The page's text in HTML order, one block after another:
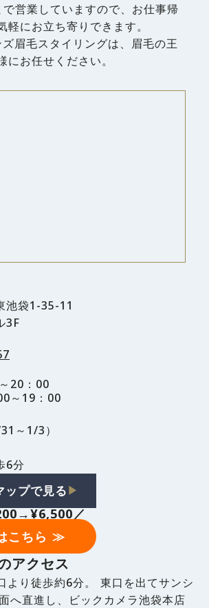
営業していますので、お仕事帰
軽にお立ち寄りできます。
眉毛スタイリングは、眉毛の王
にお任せください。
池袋1-35-11
3F
20：00
～19：00
～1/3）
6分
プで見る ▶︎
／
こちら ≫
アクセス
より徒歩約6分。 東口を出てサンシ
へ直進し、ビックカメラ池袋本店